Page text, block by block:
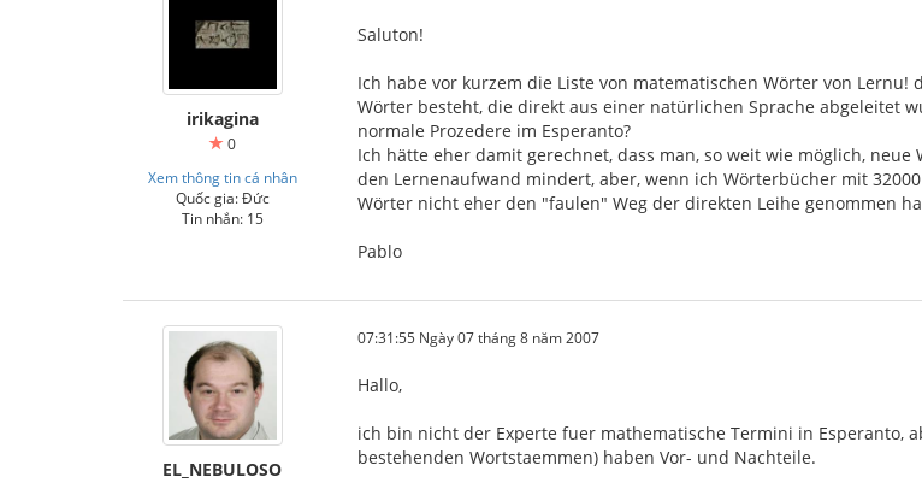
irikagina
0
Xem thông tin cá nhân
Quốc gia: Đức
Tin nhắn: 15
Saluton!
Ich habe vor kurzem die Liste von matematischen Wörter von
Wörter besteht, die direkt aus einer natürlichen Sprache abgeleitet
normale Prozedere im Esperanto?
Ich hätte eher damit gerechnet, dass man, so weit wie möglich,
den Lernenaufwand mindert, aber, wenn ich Wörterbücher mit
Wörter nicht eher den "faulen" Weg der direkten Leihe genommen
Pablo
EL_NEBULOSO
07:31:55 Ngày 07 tháng 8 năm 2007
Hallo,
ich bin nicht der Experte fuer mathematische Termini in Esperanto,
bestehenden Wortstaemmen) haben Vor- und Nachteile.